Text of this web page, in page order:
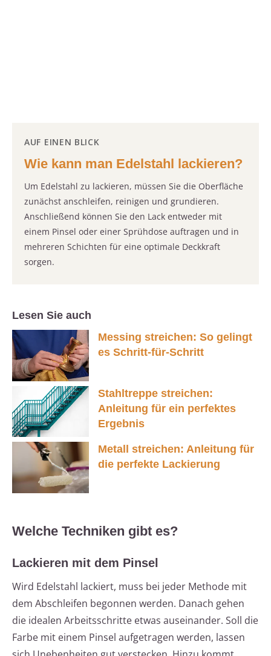
AUF EINEN BLICK
Wie kann man Edelstahl lackieren?
Um Edelstahl zu lackieren, müssen Sie die Oberfläche
zunächst anschleifen, reinigen und grundieren.
Anschließend können Sie den Lack entweder mit
einem Pinsel oder einer Sprühdose auftragen und in
mehreren Schichten für eine optimale Deckkraft
sorgen.
Lesen Sie auch
Messing streichen: So gelingt
es Schritt-für-Schritt
Stahltreppe streichen:
Anleitung für ein perfektes
Ergebnis
Metall streichen: Anleitung für
die perfekte Lackierung
Welche Techniken gibt es?
Lackieren mit dem Pinsel
Wird Edelstahl lackiert, muss bei jeder Methode mit
dem Abschleifen begonnen werden. Danach gehen
die idealen Arbeitsschritte etwas auseinander. Soll die
Farbe mit einem Pinsel aufgetragen werden, lassen